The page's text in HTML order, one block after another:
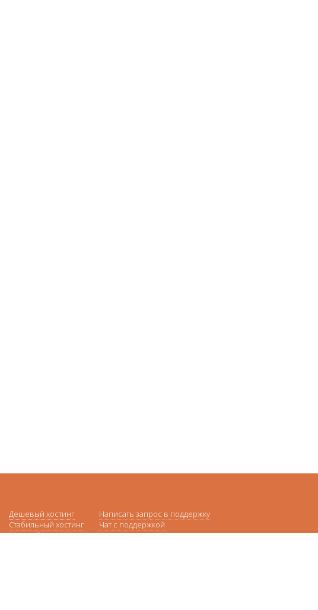
Дешевый хостинг
Стабильный хостинг
Быстрый хостинг
Написать запрос в поддержку
Чат с поддержкой
Регламент техподдержки